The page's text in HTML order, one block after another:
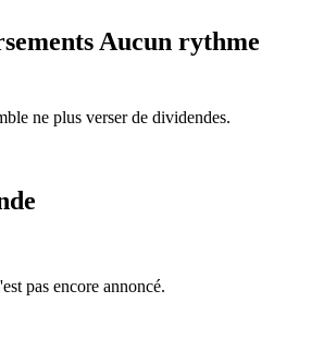
Aucun rythme
ne plus verser de dividendes.
pas encore annoncé.